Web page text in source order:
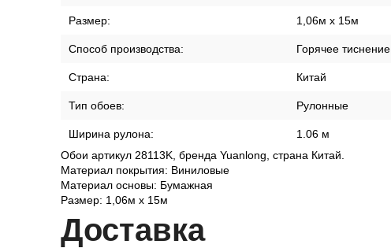
Размер: 1,06м x 15м
Способ производства: Горячее тиснение
Страна: Китай
Тип обоев: Рулонные
Ширина рулона:
1.06 м
Обои артикул 28113K, бренда Yuanlong, страна Китай.
Материал покрытия: Виниловые
Материал основы: Бумажная
Размер: 1,06м x 15м
Доставка